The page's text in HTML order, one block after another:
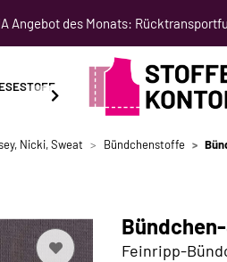
Angebot des Monats:
SCHNITTMUSTER
Nicki, Sweat Bündchenstoffe
Feinripp-